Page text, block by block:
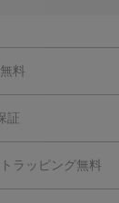
料
証
ラッピング無料